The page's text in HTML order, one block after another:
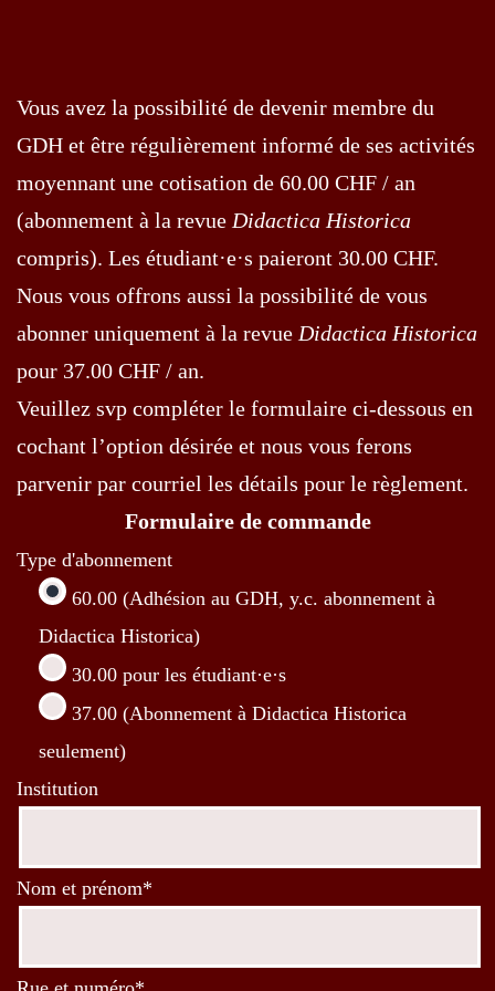
Vous avez la possibilité de devenir membre du
GDH et être régulièrement informé de ses activités
moyennant une cotisation de 60.00 CHF / an
(abonnement à la revue Didactica Historica
compris). Les étudiant·e·s paieront 30.00 CHF.
Nous vous offrons aussi la possibilité de vous
abonner uniquement à la revue Didactica Historica
pour 37.00 CHF / an.
Veuillez svp compléter le formulaire ci-dessous en
cochant l’option désirée et nous vous ferons
parvenir par courriel les détails pour le règlement.
Formulaire de commande
Type d'abonnement
60.00 (Adhésion au GDH, y.c. abonnement à
Didactica Historica)
30.00 pour les étudiant·e·s
37.00 (Abonnement à Didactica Historica
seulement)
Institution
Nom et prénom*